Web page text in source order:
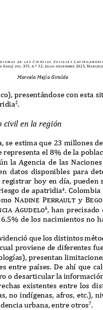
i g m a s d e l a s C i e n c i a s S o c i a l e s L at i n o a m e r i
línea) vol. XVI, n.º 32, julio-diciembre 2025,
Marcelo Mejía Giraldo
),presentándose con esta
2.
civil en la región
,se estimaque 23millones
representa el 8% de la
n la Agencia de las N
datos disponibles para
registrar hoy en día, pueden
de apatridia4. Colombia
Nadine Perrault y Bego
Agudelo6,han precisado
de los nacimientos no
ó que los distintos
proviene de diferentesf
ías),presentan
entre países. De ahí que
o desarticular la informació
existentes entre los
,no indígenas, afros, etc.),
urbana,entre otros7.